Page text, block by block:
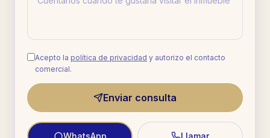
Acepto la política de privacidad y autorizo el contacto
comercial.
Enviar consulta
WhatsApp Llamar